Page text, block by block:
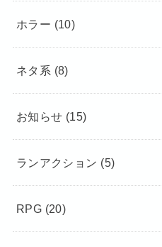
ホラー (10)
ネタ系 (8)
お知らせ (15)
ランアクション (5)
RPG (20)